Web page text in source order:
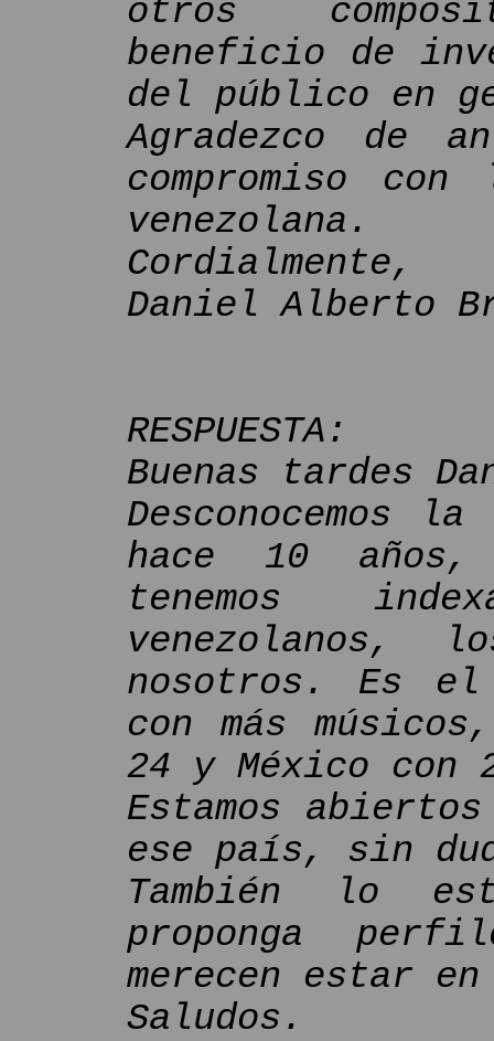
otros
beneficio de
del público en
Agradezco de
compromiso
venezolana.
Cordialmente,
Daniel Alberto
RESPUESTA:
Buenas tardes
Desconocemos
hace 10
tenemos
venezolanos,
nosotros. Es el
con más
24 y México con
Estamos
ese país, sin
También lo
proponga
merecen estar
Saludos.